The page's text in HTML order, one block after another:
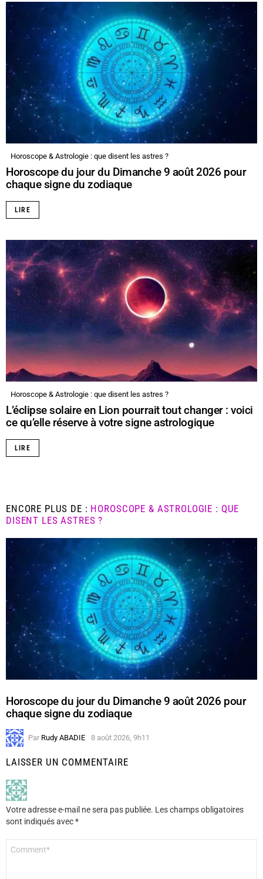
Horoscope & Astrologie : que disent les astres ?
Horoscope du jour du Dimanche 9 août 2026 pour
chaque signe du zodiaque
LIRE
Horoscope & Astrologie : que disent les astres ?
L’éclipse solaire en Lion pourrait tout changer : voici
ce qu’elle réserve à votre signe astrologique
LIRE
ENCORE PLUS DE : HOROSCOPE & ASTROLOGIE : QUE
DISENT LES ASTRES ?
Horoscope du jour du Dimanche 9 août 2026 pour
chaque signe du zodiaque
Par Rudy ABADIE 8 août 2026, 9h11
LAISSER UN COMMENTAIRE
Votre adresse e-mail ne sera pas publiée. Les champs obligatoires
sont indiqués avec*